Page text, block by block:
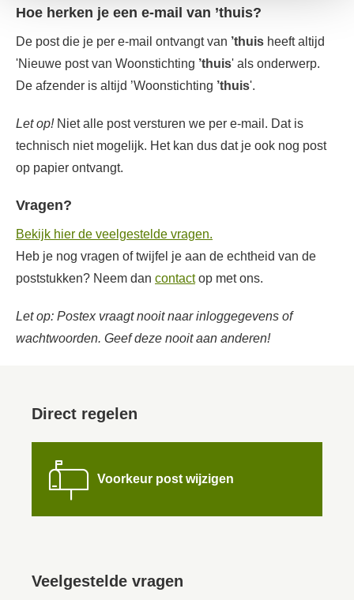
Hoe herken je een e-mail van ’thuis?
De post die je per e-mail ontvangt van ’thuis heeft altijd
'Nieuwe post van Woonstichting ’thuis' als onderwerp.
De afzender is altijd ’Woonstichting ’thuis'.
Let op! Niet alle post versturen we per e-mail. Dat is
technisch niet mogelijk. Het kan dus dat je ook nog post
op papier ontvangt.
Vragen?
Bekijk hier de veelgestelde vragen.
Heb je nog vragen of twijfel je aan de echtheid van de
poststukken? Neem dan contact op met ons.
Let op: Postex vraagt nooit naar inloggegevens of
wachtwoorden. Geef deze nooit aan anderen!
Direct regelen
 Voorkeur post wijzigen
Veelgestelde vragen